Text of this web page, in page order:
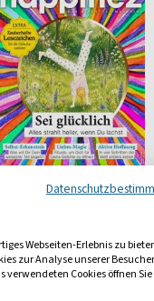
Happinez
8,40 €
Webseiten-Erlebnis zu
zur Analyse unserer
Cookies öffnen